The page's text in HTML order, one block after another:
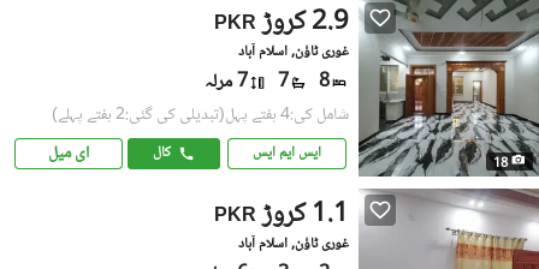
18
PKR 2.9 کروڑ
غوری ٹاؤن, اسلام آباد
8
7 7 مرلہ
شامل کی:4 ہفتے پہل (تبدیلی کی گئی:2 ہفتے پہلے)
ایس ایم ایس کال ای میل
PKR 1.1 کروڑ
غوری ٹاؤن, اسلام آباد